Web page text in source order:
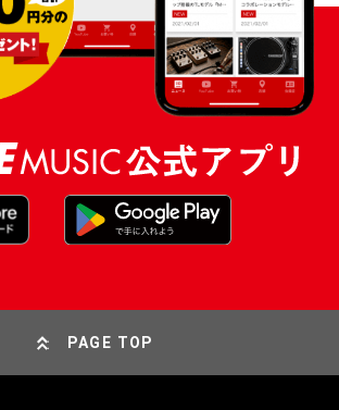
PAGE TOP